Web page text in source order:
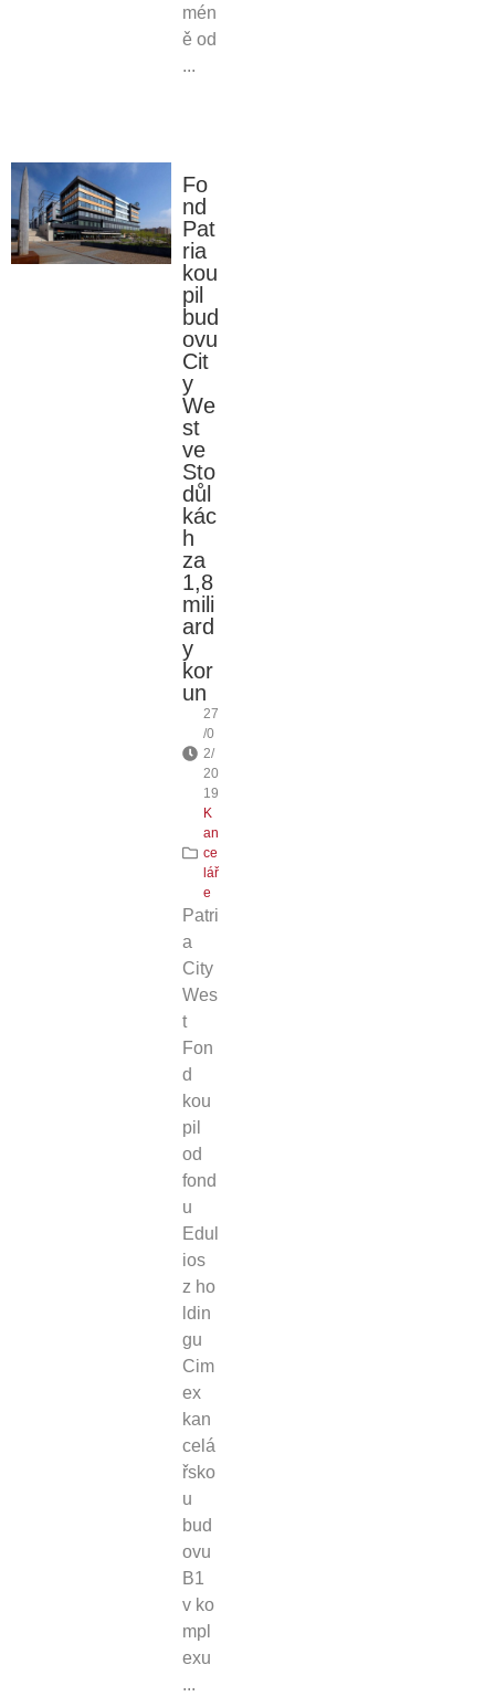
mén
ě od
...
Fo
nd
Pat
ria
kou
pil
bud
ovu
Cit
y
We
st
ve
Sto
důl
kác
h
za
1,8
mili
ard
y
kor
un
27
/0
2/
20
19
K
an
ce
lář
e
Patri
a
City
Wes
t
Fon
d
kou
pil
od
fond
u
Edul
ios
z ho
ldin
gu
Cim
ex
kan
celá
řsko
u
bud
ovu
B1
v ko
mpl
exu
...